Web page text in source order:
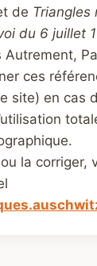
de Triangles
du 6 juillet
Autrement,
ces
site) en cas
la corriger,